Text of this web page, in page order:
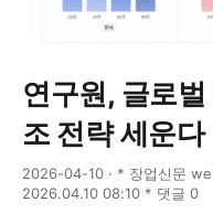
연구원, 글로
조 전략 세운다
2026-04-10 · * 장업신문
2026.04.10 08:10 * 댓글 0